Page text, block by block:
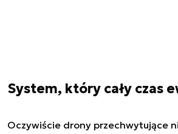
System, który cały czas
Oczywiście drony przechwytujące